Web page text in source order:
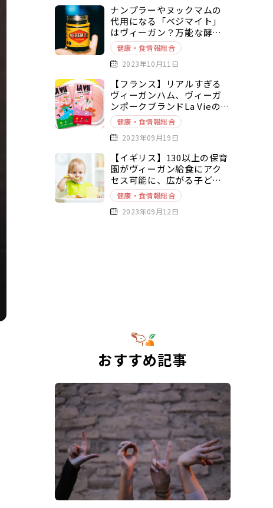
ナンプラーやヌックマムの
代用になる「ベジマイト」
はヴィーガン？万能な酵母
エキスベースの調味料を徹
底解説
健康・食情報総合
2023年10月11日
【フランス】リアルすぎる
ヴィーガンハム、ヴィーガ
ンポークブランドLa Vieの新
商品
健康・食情報総合
2023年09月19日
【イギリス】130以上の保育
園がヴィーガン給食にアク
セス可能に、広がる子ども
の健康とヴィーガニズムへ
の関心
健康・食情報総合
2023年09月12日
おすすめ記事